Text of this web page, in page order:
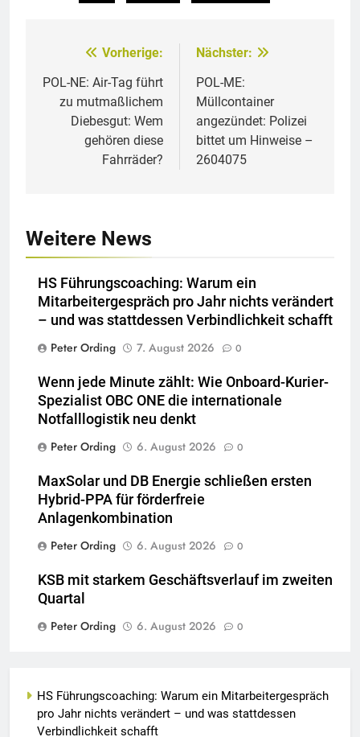
Beitragsnavigation
Vorherige:
POL-NE: Air-Tag führt
zu mutmaßlichem
Diebesgut: Wem
gehören diese
Fahrräder?
Nächster:
POL-ME:
Müllcontainer
angezündet: Polizei
bittet um Hinweise –
2604075
Weitere News
HS Führungscoaching: Warum ein
Mitarbeitergespräch pro Jahr nichts verändert
– und was stattdessen Verbindlichkeit schafft
Peter Ording
7. August 2026 0
Wenn jede Minute zählt: Wie Onboard-Kurier-
Spezialist OBC ONE die internationale
Notfalllogistik neu denkt
Peter Ording
6. August 2026 0
MaxSolar und DB Energie schließen ersten
Hybrid-PPA für förderfreie
Anlagenkombination
Peter Ording
6. August 2026 0
KSB mit starkem Geschäftsverlauf im zweiten
Quartal
Peter Ording
6. August 2026 0
HS Führungscoaching: Warum ein Mitarbeitergespräch
pro Jahr nichts verändert – und was stattdessen
Verbindlichkeit schafft